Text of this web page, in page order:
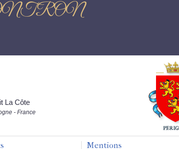
NONTRON
La Côte
- France
Mentions